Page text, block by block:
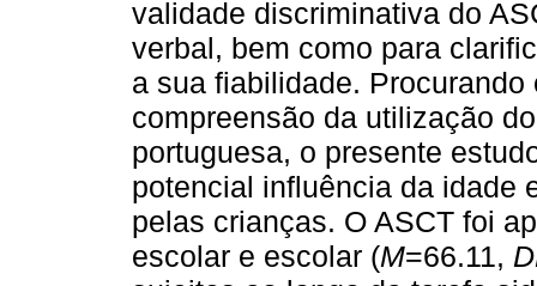
validade discriminativa do
verbal, bem como para
a sua fiabilidade.
compreensão da utilização
portuguesa, o presente
potencial influência da idade
pelas crianças. O ASCT foi
escolar e escolar (M=66.11,